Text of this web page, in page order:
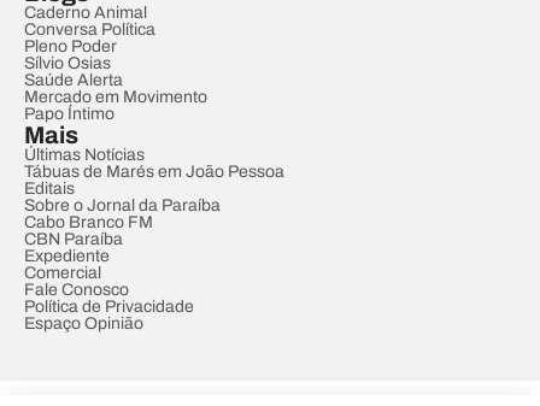
Caderno Animal
Conversa Política
Pleno Poder
Sílvio Osias
Saúde Alerta
Mercado em Movimento
Papo Íntimo
Mais
Últimas Notícias
Tábuas de Marés em João Pessoa
Editais
Sobre o Jornal da Paraíba
Cabo Branco FM
CBN Paraíba
Expediente
Comercial
Fale Conosco
Política de Privacidade
Espaço Opinião